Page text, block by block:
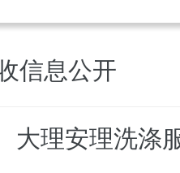
信息公开
大理安理洗涤